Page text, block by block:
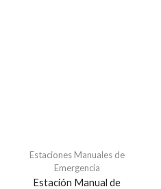
Estaciones Manuales de
Emergencia
Estación Manual de